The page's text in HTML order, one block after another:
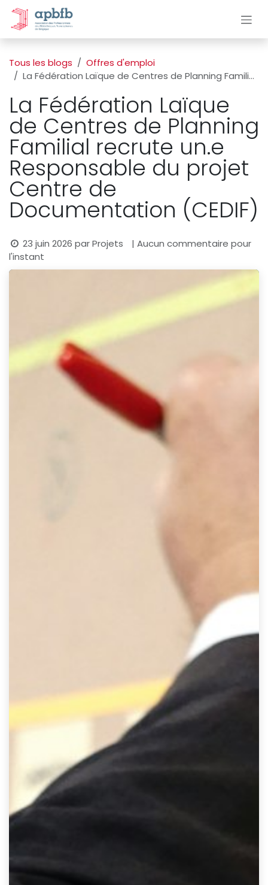
Se rendre au contenu
Tous les blogs
Offres d'emploi
La Fédération Laïque de Centres de Planning Familial recrute un.e Responsable du projet Centre de Documentation (CEDIF)
La Fédération Laïque
de Centres de Planning
Familial recrute un.e
Responsable du projet
Centre de
Documentation (CEDIF)
23 juin 2026 parProjets
| Aucun commentaire pour
l'instant